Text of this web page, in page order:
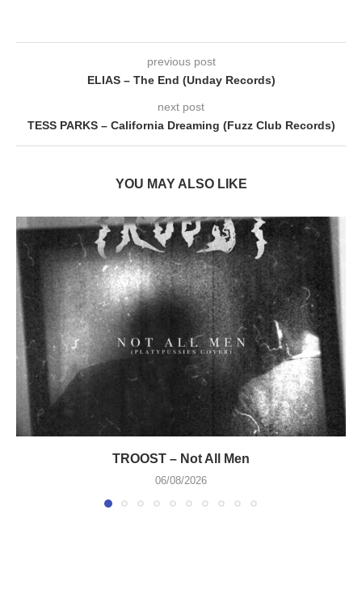
previous post
ELIAS – The End (Unday Records)
next post
TESS PARKS – California Dreaming (Fuzz Club Records)
YOU MAY ALSO LIKE
TROOST – Not All Men
06/08/2026